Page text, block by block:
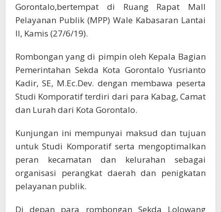
Gorontalo,bertempat di Ruang Rapat Mall
Pelayanan Publik (MPP) Wale Kabasaran Lantai
II, Kamis (27/6/19).
Rombongan yang di pimpin oleh Kepala Bagian
Pemerintahan Sekda Kota Gorontalo Yusrianto
Kadir, SE, M.Ec.Dev. dengan membawa peserta
Studi Komporatif terdiri dari para Kabag, Camat
dan Lurah dari Kota Gorontalo.
Kunjungan ini mempunyai maksud dan tujuan
untuk Studi Komporatif serta mengoptimalkan
peran kecamatan dan kelurahan sebagai
organisasi perangkat daerah dan penigkatan
pelayanan publik.
Di depan para rombongan Sekda Lolowang